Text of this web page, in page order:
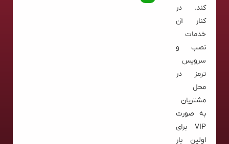
کند. در
کنار آن
خدمات
نصب و
سرویس
ترمز در
محل
مشتریان
به صورت
VIP برای
اولین بار